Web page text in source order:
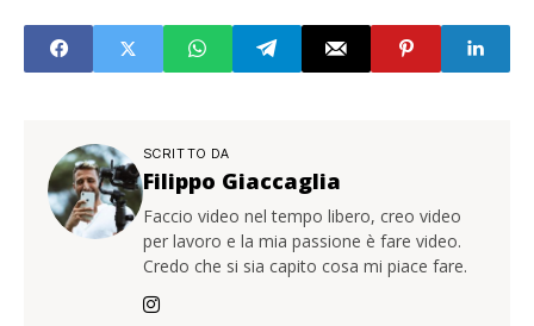
SCRITTO DA
Filippo Giaccaglia
Faccio video nel tempo libero, creo video
per lavoro e la mia passione è fare video.
Credo che si sia capito cosa mi piace fare.